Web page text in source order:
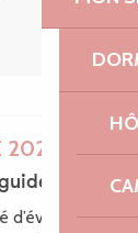
des
d’évolution et